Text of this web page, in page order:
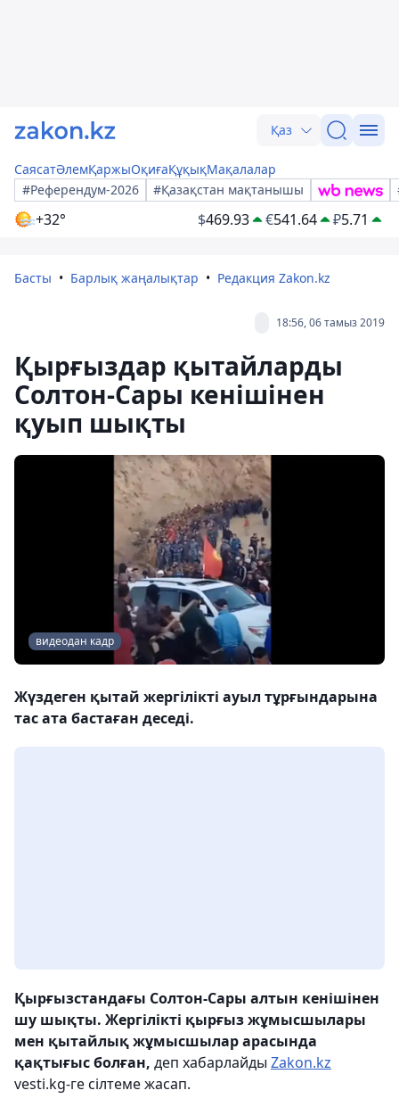
Қаз
СаясатӘлемҚаржыОқиғаҚұқықМақалалар
#Референдум-2026
#Қазақстан мақтанышы
+32° $469.93 €541.64 ₽5.71
Басты Барлық жаңалықтар Редакция Zakon.kz
18:56, 06 тамыз 2019
Қырғыздар қытайларды
Солтон-Сары кенішінен
қуып шықты
видеодан кадр
Жүздеген қытай жергілікті ауыл тұрғындарына
тас ата бастаған деседі.
Қырғызстандағы Солтон-Сары алтын кенішінен
шу шықты. Жергілікті қырғыз жұмысшылары
мен қытайлық жұмысшылар арасында
қақтығыс болған, деп хабарлайды Zakon.kz
vesti.kg-ге сілтеме жасап.